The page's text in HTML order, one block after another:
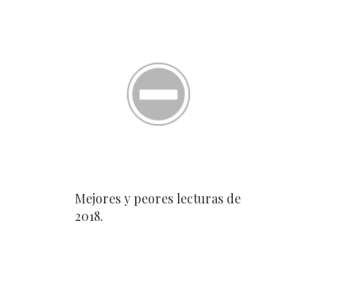
Mejores y peores lecturas de
2018.